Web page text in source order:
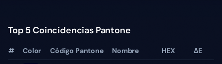
Top 5 Coincidencias Pantone
# Color Código Pantone Nombre HEX ΔE